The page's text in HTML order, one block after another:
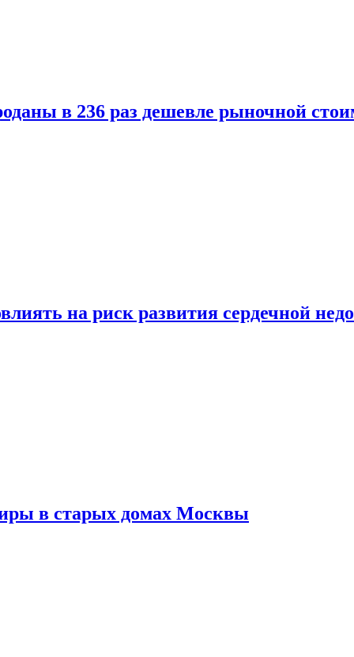
в 236 раз дешевле рыночной
на риск развития сердечной
в старых домах Москвы